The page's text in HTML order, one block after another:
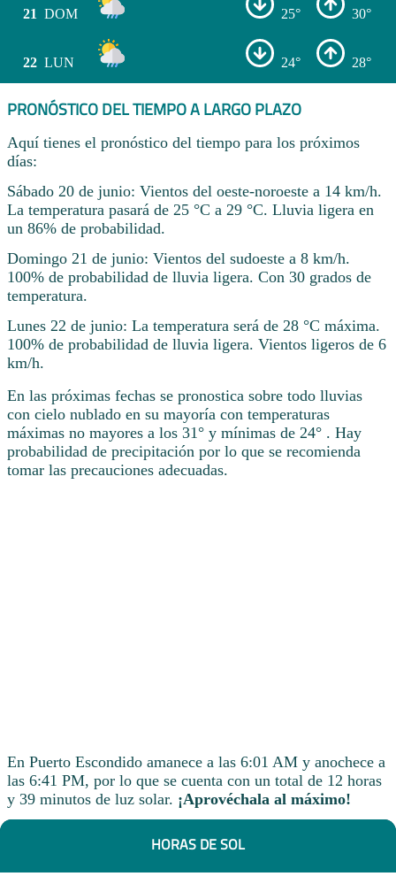
21 DOM 25° 30°
22 LUN 24° 28°
PRONÓSTICO DEL TIEMPO A LARGO PLAZO
Aquí tienes el pronóstico del tiempo para los próximos
días:
Sábado 20 de junio: Vientos del oeste-noroeste a 14 km/h.
La temperatura pasará de 25 °C a 29 °C. Lluvia ligera en
un 86% de probabilidad.
Domingo 21 de junio: Vientos del sudoeste a 8 km/h.
100% de probabilidad de lluvia ligera. Con 30 grados de
temperatura.
Lunes 22 de junio: La temperatura será de 28 °C máxima.
100% de probabilidad de lluvia ligera. Vientos ligeros de 6
km/h.
En las próximas fechas se pronostica sobre todo lluvias
con cielo nublado en su mayoría con temperaturas
máximas no mayores a los 31° y mínimas de 24° . Hay
probabilidad de precipitación por lo que se recomienda
tomar las precauciones adecuadas.
En Puerto Escondido amanece a las 6:01 AM y anochece a
las 6:41 PM, por lo que se cuenta con un total de 12 horas
y 39 minutos de luz solar. ¡Aprovéchala al máximo!
HORAS DE SOL